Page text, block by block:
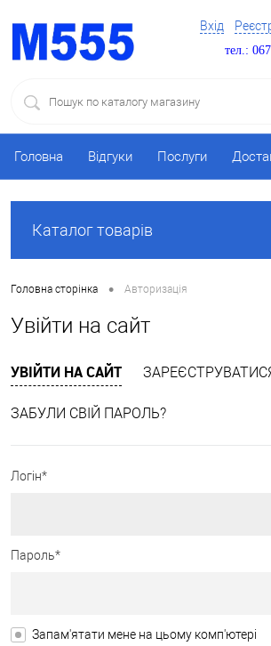
Вхід
тел.:
Головна Відгуки Послуги
Каталог товарів
Головна сторінка • Авторизація
Увійти на сайт
УВІЙТИ НА САЙТ
ЗАБУЛИ СВІЙ ПАРОЛЬ?
Логін*
Пароль*
Запам'ятати мене на цьому комп'ютері